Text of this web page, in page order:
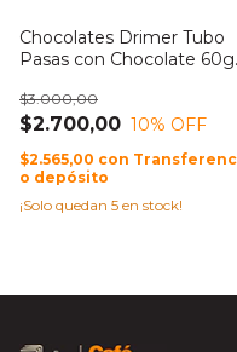
Chocolates Drimer Tubo
Pasas con Chocolate 60g.
$2.700,00
$3.000,00
10% OFF
$2.565,00 con
o depósito
¡Solo quedan 5 en stock!